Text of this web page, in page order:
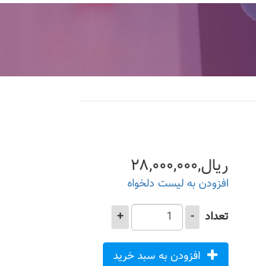
ریال,۲۸,۰۰۰,۰۰۰
افزودن به لیست دلخواه
تعداد
-
+
افزودن به سبد خرید